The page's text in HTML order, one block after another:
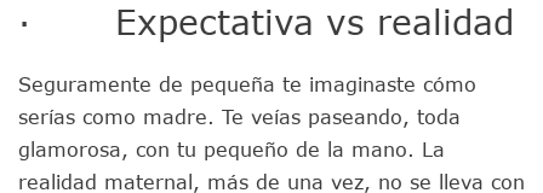
· Expectativa vs realidad
Seguramente de pequeña te imaginaste cómo
serías como madre. Te veías paseando, toda
glamorosa, con tu pequeño de la mano. La
realidad maternal, más de una vez, no se lleva con